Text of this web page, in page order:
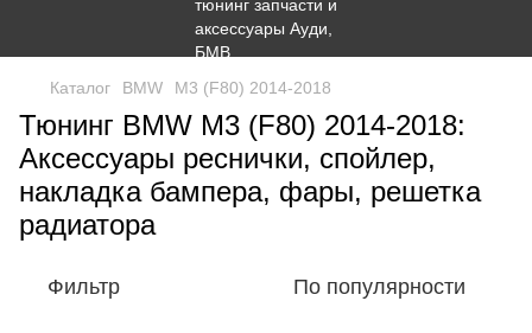
Каталог BMW M3 (F80) 2014-2018
Тюнинг BMW M3 (F80) 2014-2018:
Аксессуары реснички, спойлер,
накладка бампера, фары, решетка
радиатора
Фильтр По популярности